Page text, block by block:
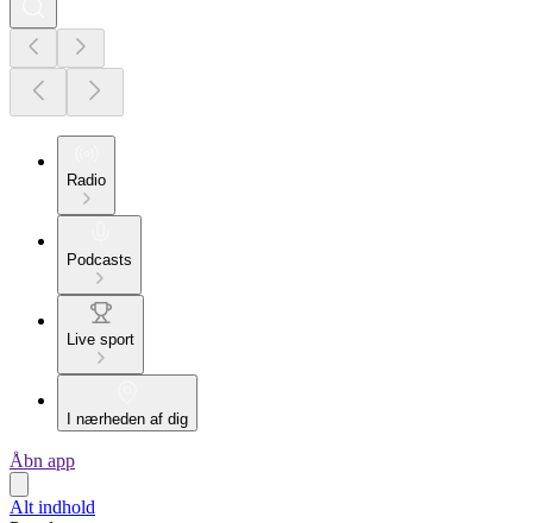
Radio
Podcasts
Live sport
I nærheden af dig
Åbn app
Alt indhold